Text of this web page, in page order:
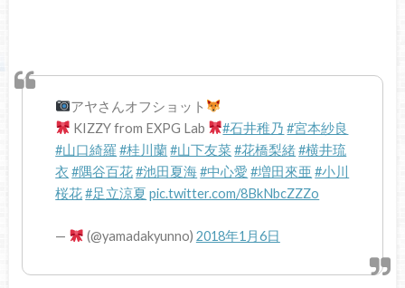
アヤさんオフショット
KIZZY from EXPG Lab
#石井稚乃 #宮本紗良
#山口綺羅 #桂川蘭#山下友菜#花橋梨緒#横井琉
衣 #隅谷百花#池田夏海#中心愛 #増田來亜 #小川
桜花#足立涼夏 pic.twitter.com/8BkNbcZZZo
— (@yamadakyunno) 2018年1月6日